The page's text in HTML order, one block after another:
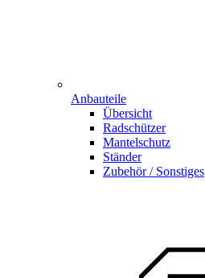
Anbauteile
Übersicht
Radschützer
Mantelschutz
Ständer
Zubehör / Sonstiges